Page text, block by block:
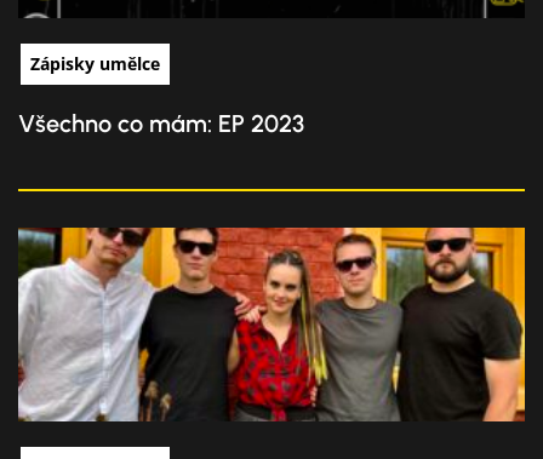
Zápisky umělce
Všechno co mám: EP 2023